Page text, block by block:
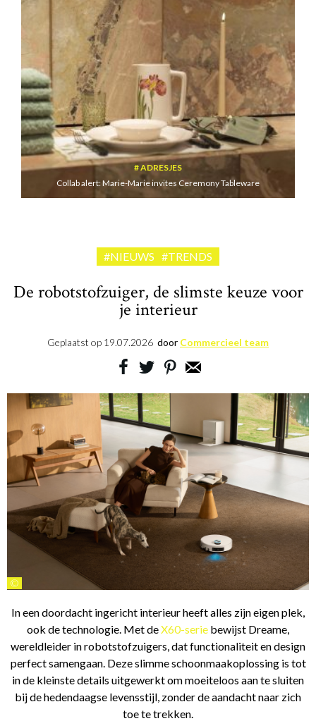
ADRESJES
Collab alert: Marie-Marie invites Ceremony Tableware
#NIEUWS #TRENDS
De robotstofzuiger, de slimste keuze voor
je interieur
Geplaatst op 19.07.2026 door Commercieel team
©
In een doordacht ingericht interieur heeft alles zijn eigen plek,
ook de technologie. Met deX60-serie bewijst Dreame,
wereldleider in robotstofzuigers, dat functionaliteit en design
perfect samengaan. Deze slimme schoonmaakoplossing is tot
in de kleinste details uitgewerkt om moeiteloos aan te sluiten
bij de hedendaagse levensstijl, zonder de aandacht naar zich
toe te trekken.